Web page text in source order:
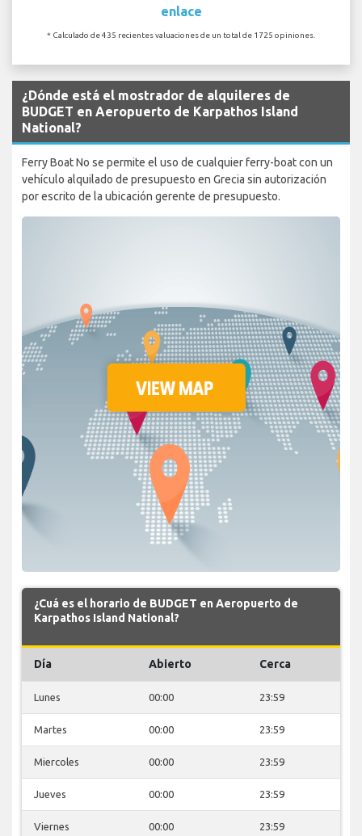
enlace
* Calculado de 435 recientes valuaciones de un total de 1725 opiniones.
¿Dónde está el mostrador de alquileres de
BUDGET en Aeropuerto de Karpathos Island
National?
Ferry Boat No se permite el uso de cualquier ferry-boat con un
vehículo alquilado de presupuesto en Grecia sin autorización
por escrito de la ubicación gerente de presupuesto.
¿Cuá es el horario de BUDGET en Aeropuerto de
Karpathos Island National?
Día Abierto Cerca
Lunes 00:00 23:59
Martes 00:00 23:59
Miercoles 00:00 23:59
Jueves 00:00 23:59
Viernes 00:00 23:59